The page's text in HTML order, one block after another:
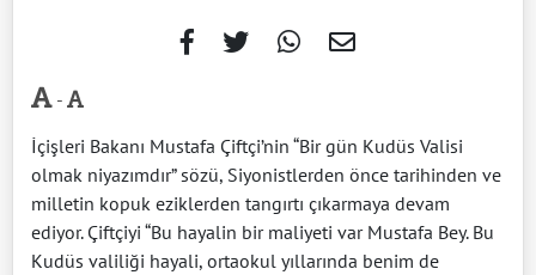
-
İçişleri Bakanı Mustafa Çiftçi’nin “Bir gün Kudüs Valisi
olmak niyazımdır” sözü, Siyonistlerden önce tarihinden ve
milletin kopuk eziklerden tangırtı çıkarmaya devam
ediyor. Çiftçiyi “Bu hayalin bir maliyeti var Mustafa Bey. Bu
Kudüs valiliği hayali, ortaokul yıllarında benim de